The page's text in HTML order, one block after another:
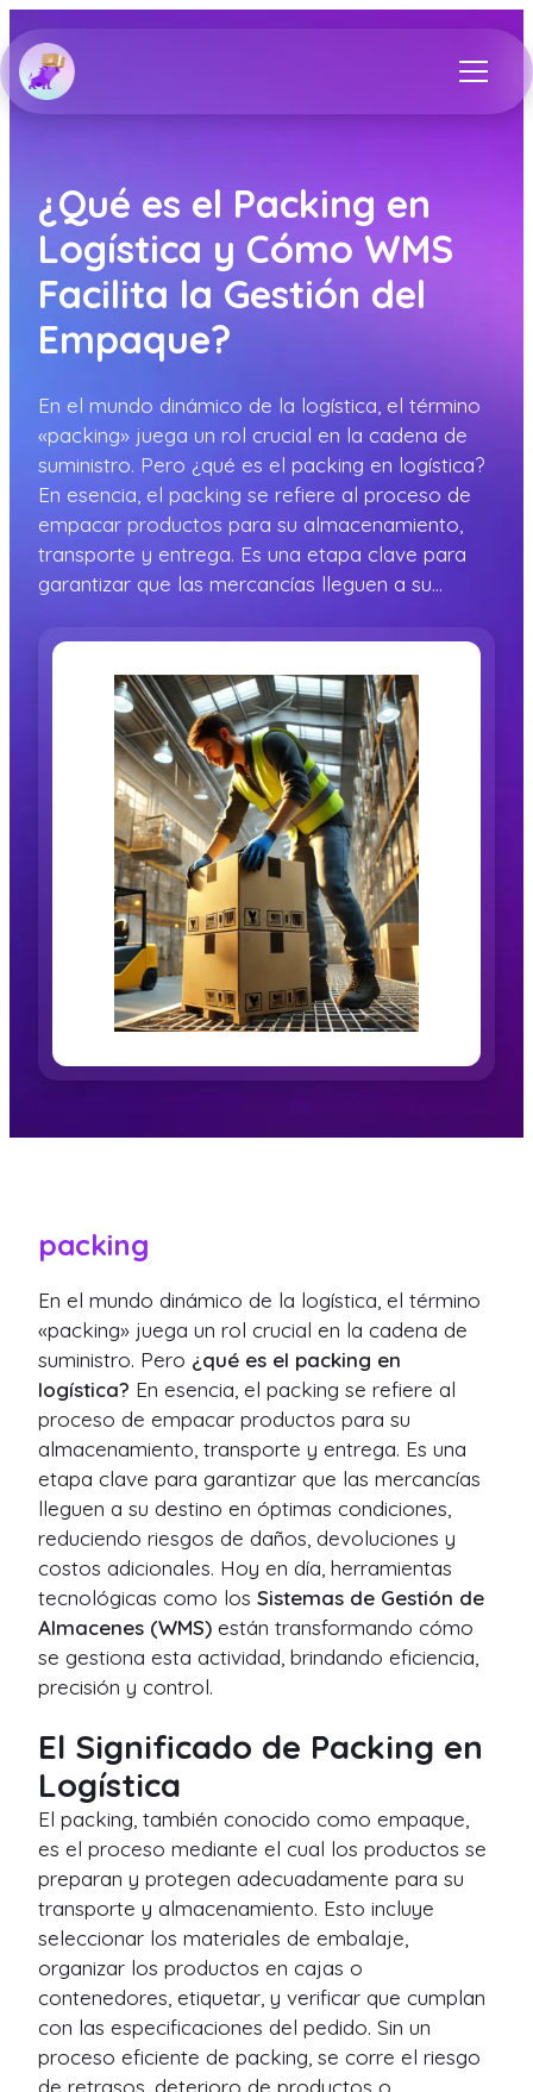
¿Qué es el Packing en
Logística y Cómo WMS
Facilita la Gestión del
Empaque?
En el mundo dinámico de la logística, el término
«packing» juega un rol crucial en la cadena de
suministro. Pero ¿qué es el packing en logística?
En esencia, el packing se refiere al proceso de
empacar productos para su almacenamiento,
transporte y entrega. Es una etapa clave para
garantizar que las mercancías lleguen a su…
packing
En el mundo dinámico de la logística, el término
«packing» juega un rol crucial en la cadena de
suministro. Pero ¿qué es el packing en
logística? En esencia, el packing se refiere al
proceso de empacar productos para su
almacenamiento, transporte y entrega. Es una
etapa clave para garantizar que las mercancías
lleguen a su destino en óptimas condiciones,
reduciendo riesgos de daños, devoluciones y
costos adicionales. Hoy en día, herramientas
tecnológicas como los Sistemas de Gestión de
Almacenes (WMS) están transformando cómo
se gestiona esta actividad, brindando eficiencia,
precisión y control.
El Significado de Packing en
Logística
El packing, también conocido como empaque,
es el proceso mediante el cual los productos se
preparan y protegen adecuadamente para su
transporte y almacenamiento. Esto incluye
seleccionar los materiales de embalaje,
organizar los productos en cajas o
contenedores, etiquetar, y verificar que cumplan
con las especificaciones del pedido. Sin un
proceso eficiente de packing, se corre el riesgo
de retrasos, deterioro de productos o